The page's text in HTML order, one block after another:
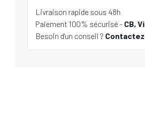
Livraison rapide sous 48h
Paiement 100% sécurisé - CB,
Besoin d'un conseil ?